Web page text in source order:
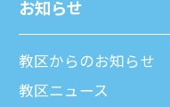
お知らせ
教区からのお知らせ
教区ニュース